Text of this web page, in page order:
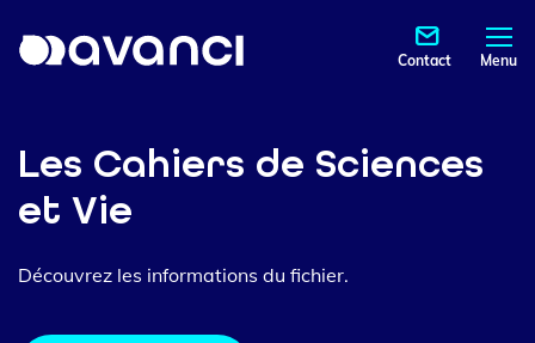
Contact Menu
Les Cahiers de Sciences
et Vie
Découvrez les informations du fichier.